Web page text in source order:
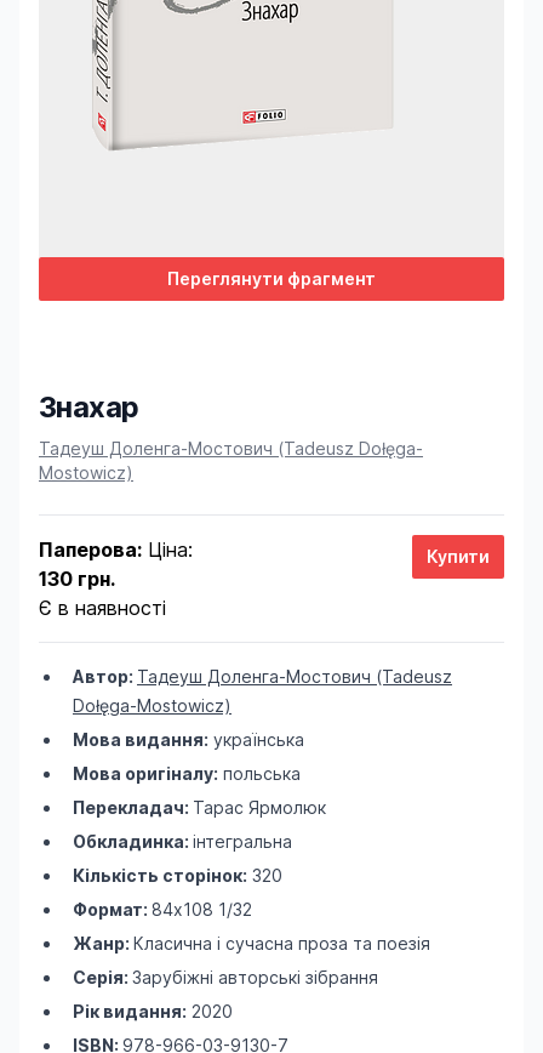
Переглянути фрагмент
Знахар
Product information
Тадеуш Доленга-Мостович (Tadeusz Dołęga-
Mostowicz)
Паперова: Ціна:
130 грн.
Є в наявності
Автор: Тадеуш Доленга-Мостович (Tadeusz
Dołęga-Mostowicz)
Мова видання: українська
Мова оригіналу: польська
Перекладач: Тарас Ярмолюк
Обкладинка: інтегральна
Кількість сторінок: 320
Формат: 84х108 1/32
Жанр: Класична і сучасна проза та поезія
Серія: Зарубіжні авторські зібрання
Рік видання: 2020
ISBN: 978-966-03-9130-7